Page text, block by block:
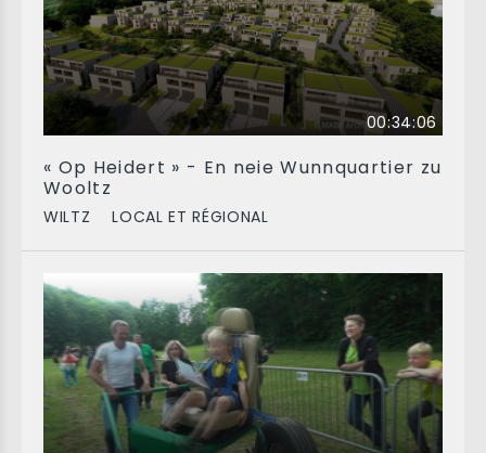
00:34:06
« Op Heidert » - En neie Wunnquartier zu
Wooltz
WILTZ LOCAL ET RÉGIONAL